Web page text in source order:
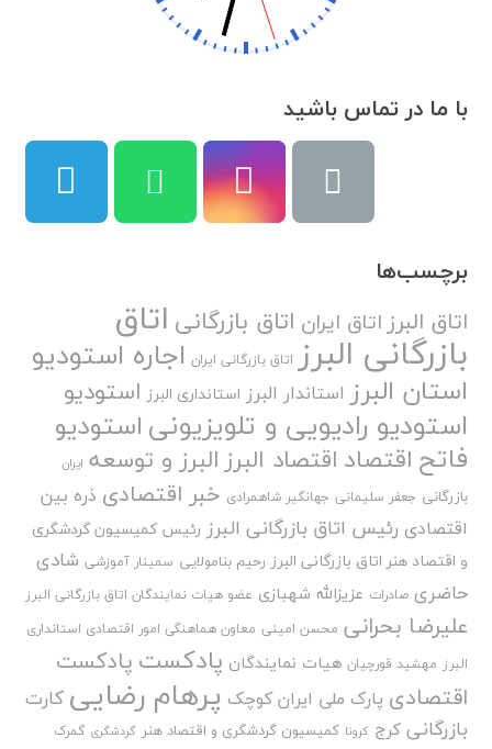
با ما در تماس باشید
برچسب‌ها
اتاق البرزاتاق ایران اتاق بازرگانی اتاق
بازرگانی البرز اتاق بازرگانی ایران اجاره استودیو
استان البرز استاندار البرز استانداری البرز استودیو
استودیو رادیویی و تلویزیونیاستودیو
فاتح اقتصاد اقتصاد البرزالبرز و توسعه ایران
بازرگانی جعفر سلیمانی جهانگیر شاهمرادی خبر اقتصادی ذره بین
اقتصادی رئیس اتاق بازرگانی البرز رئیس کمیسیون گردشگری
و اقتصاد هنر اتاق بازرگانی البرز رحیم بنامولایی سمینار آموزشی شادی
حاضری صادرات عزیزالله شهبازی عضو هیات نمایندگان اتاق بازرگانی البرز
علیرضا بحرانی محسن امینی معاون هماهنگی امور اقتصادی استانداری
البرز مهشید قورچیان هیات نمایندگان پادکست پادکست
اقتصادی پارک ملی ایران کوچک پرهام رضایی کارت
بازرگانی کرج کرونا کمیسیون گردشگری و اقتصاد هنر گردشگری گمرک